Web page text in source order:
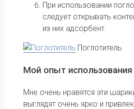
При использовании
следует открывать
из них адсорбент.
Поглотитель
Мой опыт использования
Мне очень нравятся эти
выглядят очень ярко и